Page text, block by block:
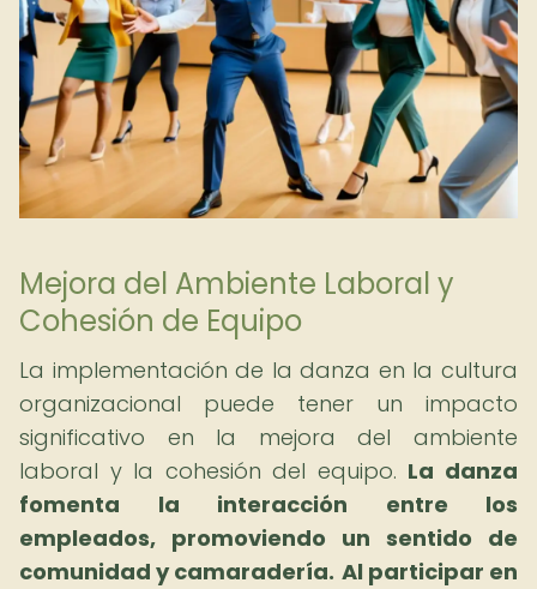
Mejora del Ambiente Laboral y
Cohesión de Equipo
La implementación de la danza en la cultura
organizacional puede tener un impacto
significativo en la mejora del ambiente
laboral y la cohesión del equipo. La danza
fomenta la interacción entre los
empleados, promoviendo un sentido de
comunidad y camaradería. Al participar en